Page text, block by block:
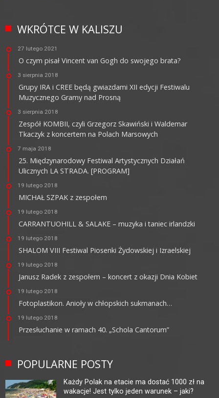
WKRÓTCE W KALISZU
27 lutego 2021
O czym pisał Vincent van Gogh do swojego brata?
3 sierpnia 2018
Grupy IRA i CREE będą gwiazdami XII edycji Festiwalu
Muzycznego Gramy nad Prosną
3 sierpnia 2018
Zespół KOMBII, czyli Grzegorz Skawiński i Waldemar
Tkaczyk z koncertem na Polach Marsowych
7 maja 2018
25. Międzynarodowy Festiwal Artystycznych Działań
Ulicznych LA STRADA. [PROGRAM]
19 lutego 2018
MICHAŁ SZPAK z zespołem
19 lutego 2018
CARRANTUOHILL & SALAKE – muzyka i taniec irlandzki
19 lutego 2018
SHALOM VIII Festiwal Piosenki Żydowskiej i Izraelskiej
19 lutego 2018
Janusz Radek z zespołem – koncert z okazji Dnia Kobiet
19 lutego 2018
Fotoplastikon. Anioły w chłopskich sukmanach…
19 lutego 2018
Przesłuchanie w ramach 40. „Schola Cantorum”
POPULARNE POSTY
Każdy Polak na etacie ma dostać 1000 zł na
wakacje! Jest tylko jeden warunek – jaki?